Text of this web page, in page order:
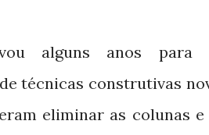
alguns anos
técnicas construtivas
eliminar as colunas